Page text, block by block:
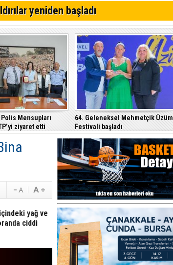
ilan edildiği gün bitmiştir"
yeniden başladı
Polis Mensupları
ziyaret etti
64. Geleneksel Mehmetçik Üzüm
Festivali başladı
yağ ve
ciddi